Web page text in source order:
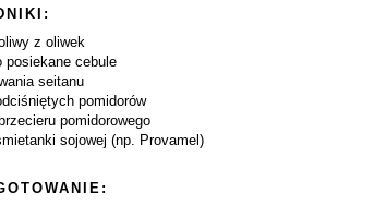
z oliwek
posiekane cebule
seitanu
pomidorów
pomidorowego
sojowej (np. Provamel)